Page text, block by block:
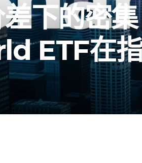
差下的密
ETF在